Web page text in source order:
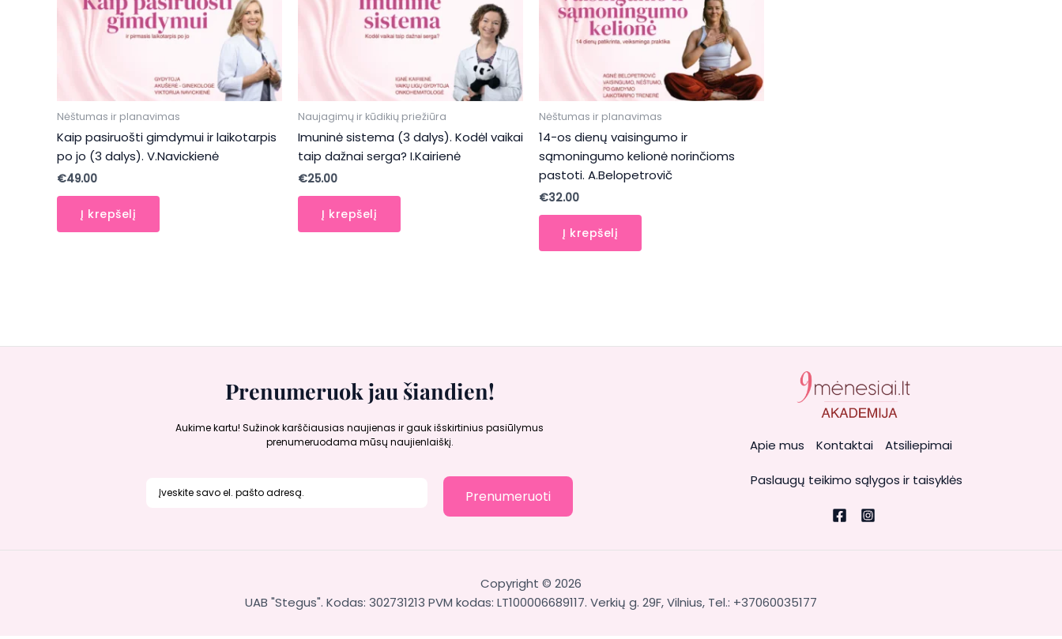
Nėštumas ir planavimas
Kaip pasiruošti gimdymui ir laikotarpis
po jo (3 dalys). V.Navickienė
€49.00
Į krepšelį
Naujagimų ir kūdikių priežiūra
Imuninė sistema (3 dalys). Kodėl vaikai
taip dažnai serga? I.Kairienė
€25.00
Į krepšelį
Nėštumas ir planavimas
14-os dienų vaisingumo ir
sąmoningumo kelionė norinčioms
pastoti. A.Belopetrovič
€32.00
Į krepšelį
Prenumeruok jau šiandien!
Aukime kartu! Sužinok karščiausias naujienas ir gauk išskirtinius pasiūlymus
prenumeruodama mūsų naujienlaiškį.
Prenumeruoti
Apie mus Kontaktai Atsiliepimai
Paslaugų teikimo sąlygos ir taisyklės
Copyright © 2026
UAB "Stegus". Kodas: 302731213 PVM kodas: LT100006689117. Verkių g. 29F, Vilnius, Tel.: +37060035177